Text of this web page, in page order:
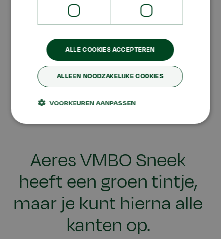
Terug naar home
Aeres VMBO Sneek
heeft een groen tintje,
maar je kunt hierna alle
kanten op.
ALLE COOKIES ACCEPTEREN
ALLEEN NOODZAKELIJKE COOKIES
VOORKEUREN AANPASSEN